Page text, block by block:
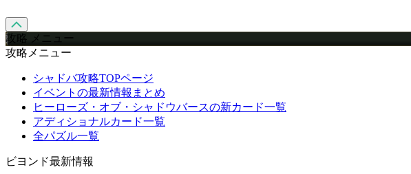
攻略 メニュー
攻略メニュー
シャドバ攻略TOPページ
イベントの最新情報まとめ
ヒーローズ・オブ・シャドウバースの新カード一覧
アディショナルカード一覧
全パズル一覧
ビヨンド最新情報